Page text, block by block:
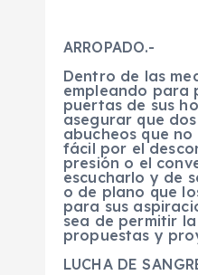
ARROPADO.-
Dentro de las
empleando para
puertas de sus
asegurar que
abucheos que
fácil por el
presión o el
escucharlo y de
o de plano que
para sus
sea de permitir
propuestas y
LUCHA DE